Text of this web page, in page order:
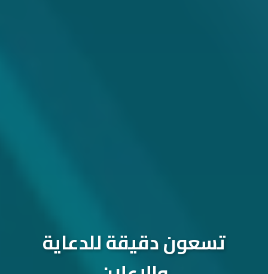
تسعون دقيقة للدعاية